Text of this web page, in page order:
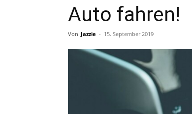
Auto fahren!
Von Jazzie - 15. September 2019